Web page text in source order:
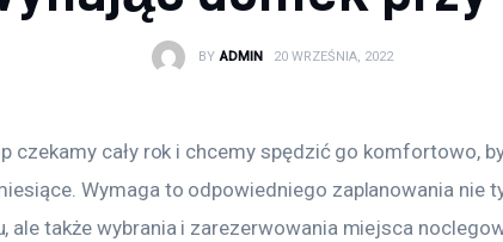
BY ADMIN 20 WRZEŚNIA, 2022
czekamy cały rok i chcemy spędzić go komfortowo,
Wymaga to odpowiedniego zaplanowania nie
ale także wybrania i zarezerwowania miejsca